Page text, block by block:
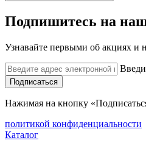
Подпишитесь на
Узнавайте первыми об акциях и
Подписаться
Нажимая на кнопку
политикой конфиденциальности
Каталог